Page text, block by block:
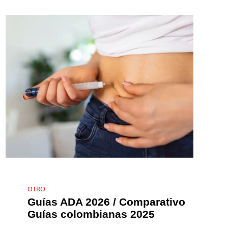
OTRO
Guías ADA 2026 / Comparativo
Guías colombianas 2025